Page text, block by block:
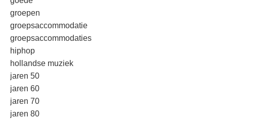
groepen
groepsaccommodatie
groepsaccommodaties
hiphop
hollandse muziek
jaren 50
jaren 60
jaren 70
jaren 80